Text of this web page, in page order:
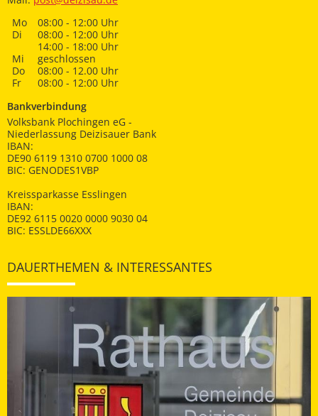
Mo
08:00 - 12:00 Uhr
Di
08:00 - 12:00 Uhr
14:00 - 18:00 Uhr
Mi
geschlossen
Do
08:00 - 12.00 Uhr
Fr
08:00 - 12:00 Uhr
Bankverbindung
Volksbank Plochingen eG -
Niederlassung Deizisauer Bank
IBAN:
DE90 6119 1310 0700 1000 08
BIC: GENODES1VBP
Kreissparkasse Esslingen
IBAN:
DE92 6115 0020 0000 9030 04
BIC: ESSLDE66XXX
DAUERTHEMEN & INTERESSANTES